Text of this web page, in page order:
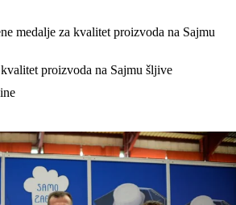
medalje za kvalitet proizvoda na Sajmu
proizvoda na Sajmu šljive